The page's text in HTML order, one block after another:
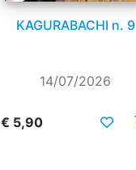
KAGURABACHI n. 9
14/07/2026
€ 5,90